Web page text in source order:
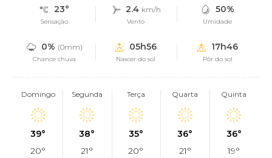
23°
Sensação
2.4 km/h
Vento
50%
Umidade
0% (0mm)
Chance chuva
05h56
Nascer do sol
17h46
Pôr do sol
Domingo
39°
20°
Segunda
38°
21°
Terça
35°
20°
Quarta
36°
21°
Quinta
36°
19°